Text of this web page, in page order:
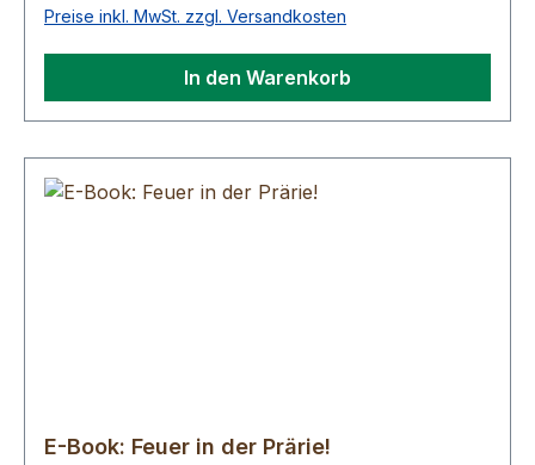
Preise inkl. MwSt. zzgl. Versandkosten
In den Warenkorb
E-Book: Feuer in der Prärie!